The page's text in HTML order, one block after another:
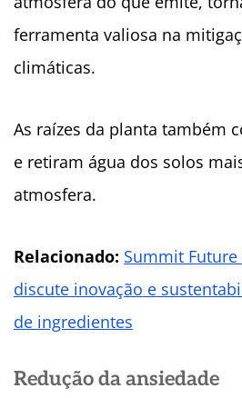
ferramenta valiosa na
climáticas.
As raízes da planta também
e retiram água dos solos
atmosfera.
Relacionado: Summit
discute inovação e
de ingredientes
Redução da ansiedade